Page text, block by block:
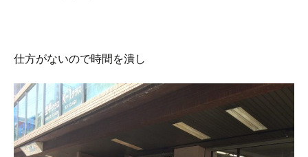
仕方がないので時間を潰し